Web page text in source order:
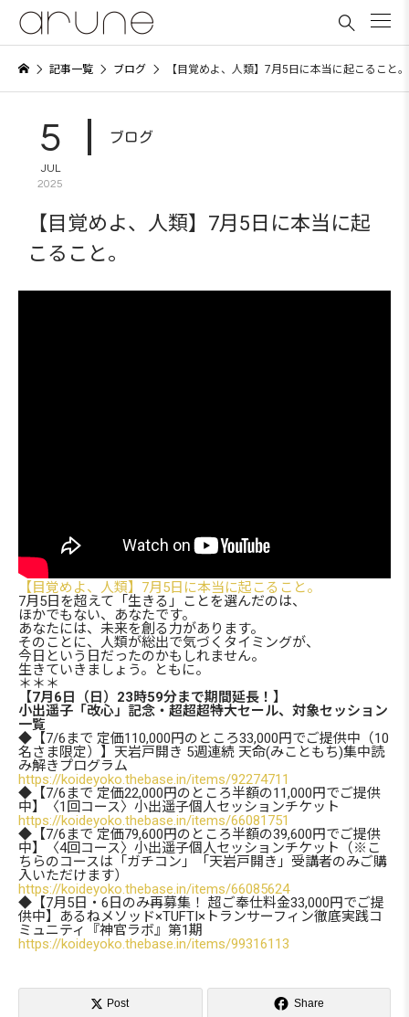

記事一覧 ブログ 【目覚めよ、人類】7月5日に本当に起こること。
5
JUL
2025
ブログ
【目覚めよ、人類】7月5日に本当に起
こること。
【目覚めよ、人類】7月5日に本当に起こること。
7月5日を超えて「生きる」ことを選んだのは、
ほかでもない、あなたです。
あなたには、未来を創る力があります。
そのことに、人類が総出で気づくタイミングが、
今日という日だったのかもしれません。
生きていきましょう。ともに。
＊＊＊
【7月6日（日）23時59分まで期間延長！】
小出遥子「改心」記念・超超超特大セール、対象セッション
一覧
◆【7/6まで 定価110,000円のところ33,000円でご提供中（10
名さま限定）】天岩戸開き 5週連続 天命(みこともち)集中読
み解きプログラム
https://koideyoko.thebase.in/items/92274711
◆【7/6まで 定価22,000円のところ半額の11,000円でご提供
中】〈1回コース〉小出遥子個人セッションチケット
https://koideyoko.thebase.in/items/66081751
◆【7/6まで 定価79,600円のところ半額の39,600円でご提供
中】〈4回コース〉小出遥子個人セッションチケット（※こ
ちらのコースは「ガチコン」「天岩戸開き」受講者のみご購
入いただけます）
https://koideyoko.thebase.in/items/66085624
◆【7月5日・6日のみ再募集！ 超ご奉仕料金33,000円でご提
供中】あるねメソッド×TUFTI×トランサーフィン徹底実践コ
ミュニティ『神官ラボ』第1期
https://koideyoko.thebase.in/items/99316113
 Post  Share